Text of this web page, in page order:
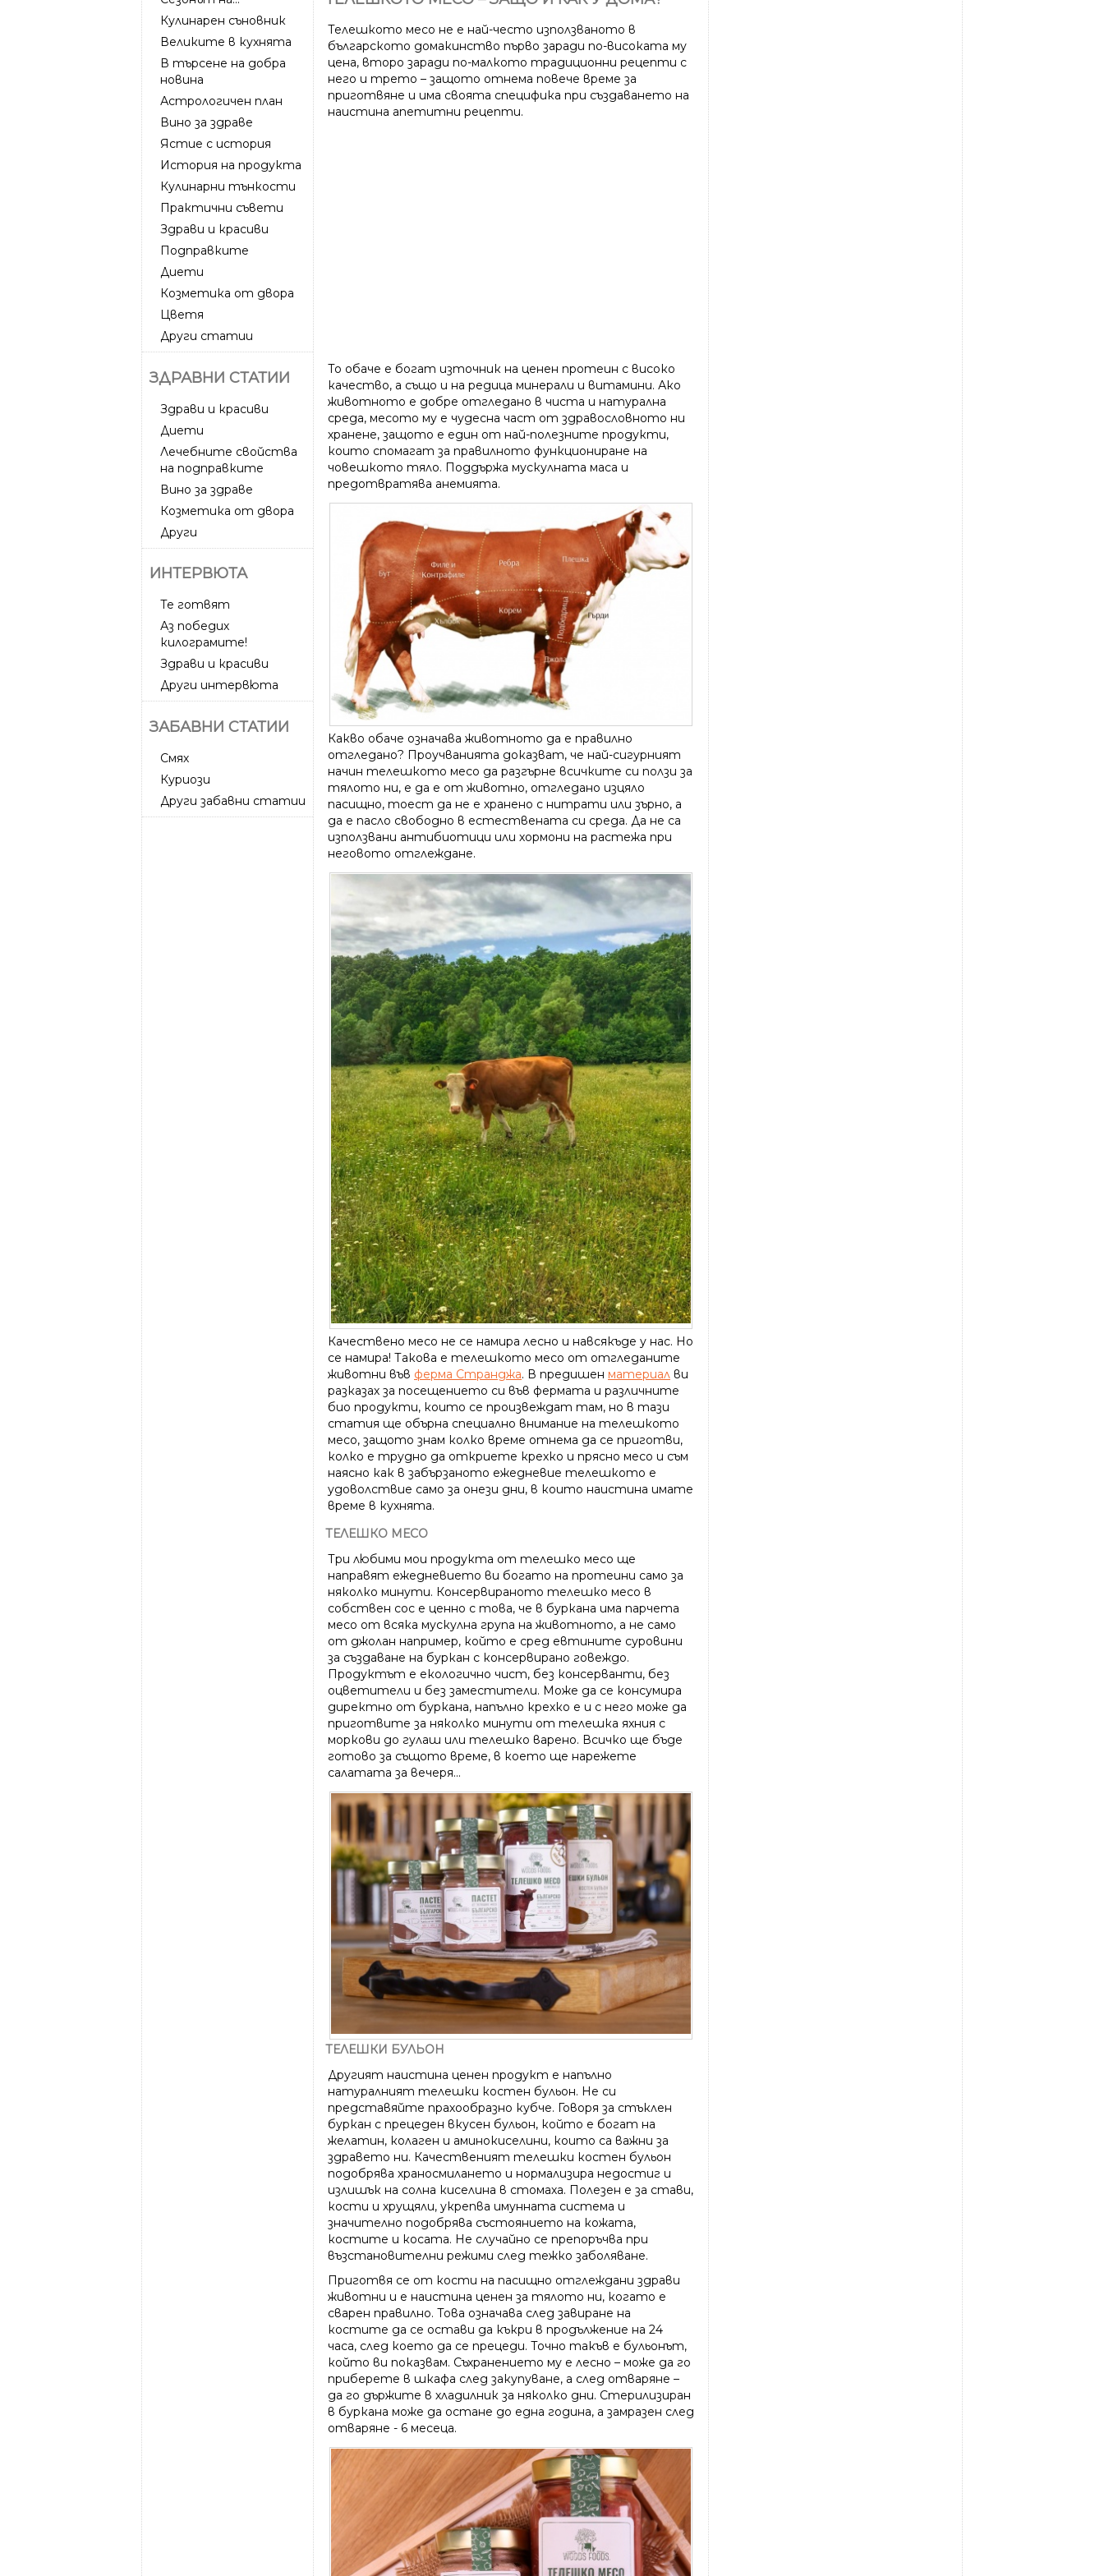
Кулинарен съновник
Великите в кухнята
В търсене на добра
новина
Астрологичен план
Вино за здраве
Ястие с история
История на продукта
Кулинарни тънкости
Практични съвети
Здрави и красиви
Подправките
Диети
Козметика от двора
Цветя
Други статии
ЗДРАВНИ СТАТИИ
Здрави и красиви
Диети
Лечебните свойства
на подправките
Вино за здраве
Козметика от двора
Други
ИНТЕРВЮТА
Те готвят
Аз победих
килограмите!
Здрави и красиви
Други интервюта
ЗАБАВНИ СТАТИИ
Смях
Куриози
Други забавни статии
Телешкото месо не е най-често използваното в
българското домакинство първо заради по-високата му
цена, второ заради по-малкото традиционни рецепти с
него и трето – защото отнема повече време за
приготвяне и има своята специфика при създаването на
наистина апетитни рецепти.
То обаче е богат източник на ценен протеин с високо
качество, а също и на редица минерали и витамини. Ако
животното е добре отгледано в чиста и натурална
среда, месото му е чудесна част от здравословното ни
хранене, защото е един от най-полезните продукти,
които спомагат за правилното функциониране на
човешкото тяло. Поддържа мускулната маса и
предотвратява анемията.
Какво обаче означава животното да е правилно
отгледано? Проучванията доказват, че най-сигурният
начин телешкото месо да разгърне всичките си ползи за
тялото ни, е да е от животно, отгледано изцяло
пасищно, тоест да не е хранено с нитрати или зърно, а
да е пасло свободно в естествената си среда. Да не са
използвани антибиотици или хормони на растежа при
неговото отглеждане.
Качествено месо не се намира лесно и навсякъде у нас. Но
се намира! Такова е телешкото месо от отгледаните
животни във ферма Странджа. В предишен материал ви
разказах за посещението си във фермата и различните
био продукти, които се произвеждат там, но в тази
статия ще обърна специално внимание на телешкото
месо, защото знам колко време отнема да се приготви,
колко е трудно да откриете крехко и прясно месо и съм
наясно как в забързаното ежедневие телешкото е
удоволствие само за онези дни, в които наистина имате
време в кухнята.
ТЕЛЕШКО МЕСО
Три любими мои продукта от телешко месо ще
направят ежедневието ви богато на протеини само за
няколко минути. Консервираното телешко месо в
собствен сос е ценно с това, че в буркана има парчета
месо от всяка мускулна група на животното, а не само
от джолан например, който е сред евтините суровини
за създаване на буркан с консервирано говеждо.
Продуктът е екологично чист, без консерванти, без
оцветители и без заместители. Може да се консумира
директно от буркана, напълно крехко е и с него може да
приготвите за няколко минути от телешка яхния с
моркови до гулаш или телешко варено. Всичко ще бъде
готово за същото време, в което ще нарежете
салатата за вечеря...
ТЕЛЕШКИ БУЛЬОН
Другият наистина ценен продукт е напълно
натуралният телешки костен бульон. Не си
представяйте прахообразно кубче. Говоря за стъклен
буркан с прецеден вкусен бульон, който е богат на
желатин, колаген и аминокиселини, които са важни за
здравето ни. Качественият телешки костен бульон
подобрява храносмилането и нормализира недостиг и
излишък на солна киселина в стомаха. Полезен е за стави,
кости и хрущяли, укрепва имунната система и
значително подобрява състоянието на кожата,
костите и косата. Не случайно се препоръчва при
възстановителни режими след тежко заболяване.
Приготвя се от кости на пасищно отглеждани здрави
животни и е наистина ценен за тялото ни, когато е
сварен правилно. Това означава след завиране на
костите да се остави да къкри в продължение на 24
часа, след което да се прецеди. Точно такъв е бульонът,
който ви показвам. Съхранението му е лесно – може да го
приберете в шкафа след закупуване, а след отваряне –
да го държите в хладилник за няколко дни. Стерилизиран
в буркана може да остане до една година, а замразен след
отваряне - 6 месеца.